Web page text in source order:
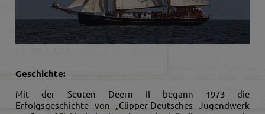
Geschichte:
Mit der Seuten Deern II begann 1973 die
Erfolgsgeschichte von „Clipper-Deutsches Jugendwerk